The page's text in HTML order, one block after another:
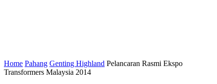
Home Pahang Genting Highland Pelancaran Rasmi Ekspo
Transformers Malaysia 2014